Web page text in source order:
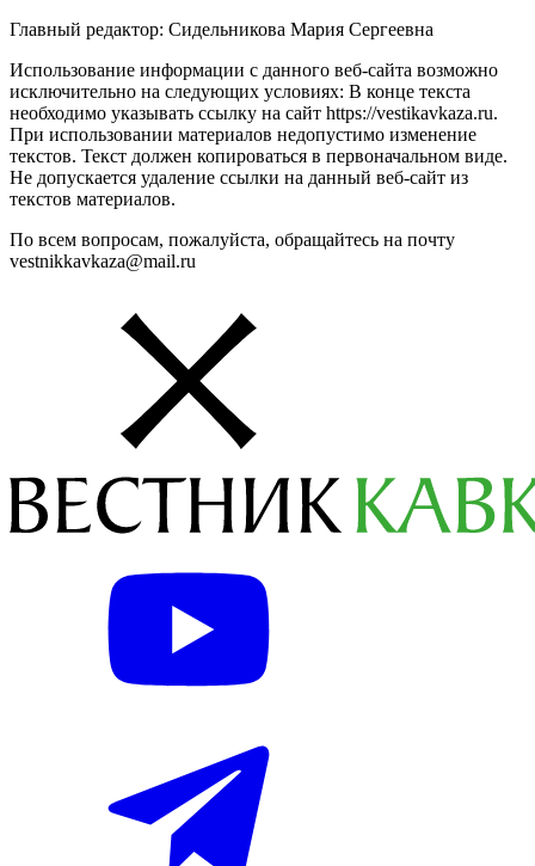
Главный редактор: Сидельникова Мария Сергеевна
Использование информации с данного веб-сайта возможно
исключительно на следующих условиях: В конце текста
необходимо указывать ссылку на сайт https://vestikavkaza.ru.
При использовании материалов недопустимо изменение
текстов. Текст должен копироваться в первоначальном виде.
Не допускается удаление ссылки на данный веб-сайт из
текстов материалов.
По всем вопросам, пожалуйста, обращайтесь на почту
vestnikkavkaza@mail.ru